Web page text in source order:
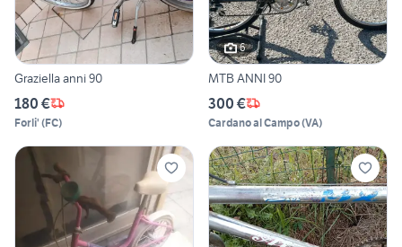
Graziella anni 90
180 €
Forli' (FC)
6
MTB ANNI 90
300 €
Cardano al Campo(VA)